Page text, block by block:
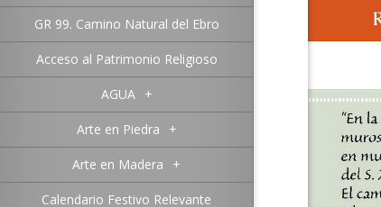
GR 99. Camino Natural del Ebro
Acceso al Patrimonio Religioso
AGUA +
Arte en Piedra +
Arte en Madera +
Calendario Festivo Relevante